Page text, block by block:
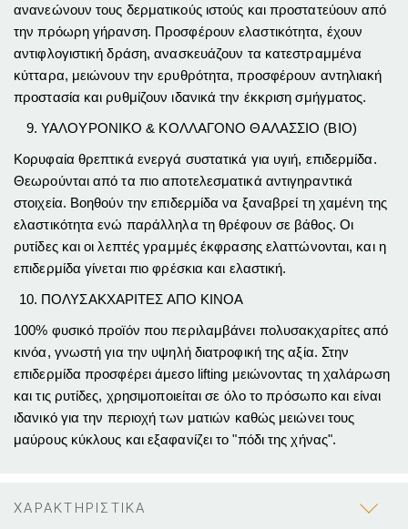
ανανεώνουν τους δερματικούς ιστούς και προστατεύουν από
την πρόωρη γήρανση. Προσφέρουν ελαστικότητα, έχουν
αντιφλογιστική δράση, ανασκευάζουν τα κατεστραμμένα
κύτταρα, μειώνουν την ερυθρότητα, προσφέρουν αντηλιακή
προστασία και ρυθμίζουν ιδανικά την έκκριση σμήγματος.
ΥΑΛΟΥΡΟΝΙΚΟ & ΚΟΛΛΑΓΟΝΟ ΘΑΛΑΣΣΙΟ (ΒΙΟ)
Κορυφαία θρεπτικά ενεργά συστατικά για υγιή, επιδερμίδα.
Θεωρούνται από τα πιο αποτελεσματικά αντιγηραντικά
στοιχεία. Βοηθούν την επιδερμίδα να ξαναβρεί τη χαμένη της
ελαστικότητα ενώ παράλληλα τη θρέφουν σε βάθος. Οι
ρυτίδες και οι λεπτές γραμμές έκφρασης ελαττώνονται, και η
επιδερμίδα γίνεται πιο φρέσκια και ελαστική.
ΠΟΛΥΣΑΚΧΑΡΙΤΕΣ ΑΠΟ ΚΙΝΟΑ
100% φυσικό προϊόν που περιλαμβάνει πολυσακχαρίτες από
κινόα, γνωστή για την υψηλή διατροφική της αξία. Στην
επιδερμίδα προσφέρει άμεσο lifting μειώνοντας τη χαλάρωση
και τις ρυτίδες, χρησιμοποιείται σε όλο το πρόσωπο και είναι
ιδανικό για την περιοχή των ματιών καθώς μειώνει τους
μαύρους κύκλους και εξαφανίζει το "πόδι της χήνας".
ΧΑΡΑΚΤΗΡΙΣΤΙΚΑ